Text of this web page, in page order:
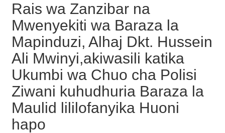
Rais wa Zanzibar na
Mwenyekiti wa Baraza la
Mapinduzi, Alhaj Dkt. Hussein
Ali Mwinyi,akiwasili katika
Ukumbi wa Chuo cha Polisi
Ziwani kuhudhuria Baraza la
Maulid lililofanyika Huoni
hapo